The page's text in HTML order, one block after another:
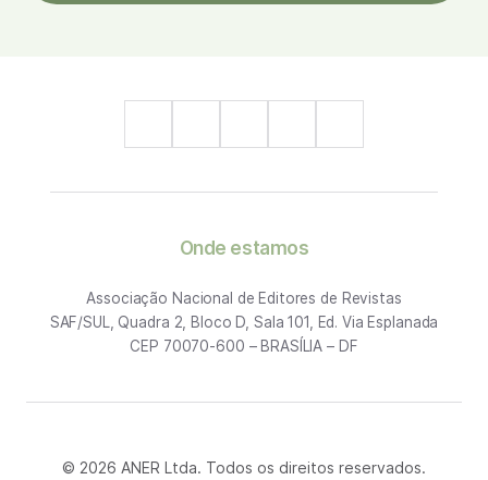
Onde estamos
Associação Nacional de Editores de Revistas
SAF/SUL, Quadra 2, Bloco D, Sala 101, Ed. Via Esplanada
CEP 70070-600 – BRASÍLIA – DF
© 2026 ANER Ltda. Todos os direitos reservados.